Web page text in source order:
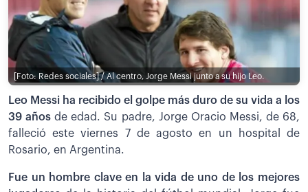
[Foto: Redes sociales] / Al centro, Jorge Messi junto a su hijo Leo.
Leo Messi ha recibido el golpe más duro de su vida a los
39 añosde edad. Su padre, Jorge Oracio Messi, de 68,
falleció este viernes 7 de agosto en un hospital de
Rosario, en Argentina.
Fue un hombre clave en la vida de uno de los mejores